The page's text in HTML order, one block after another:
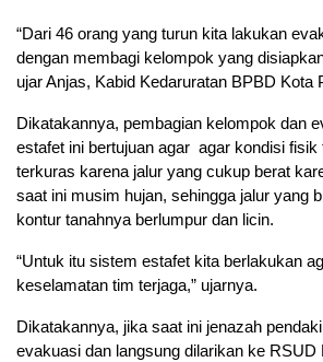
“Dari 46 orang yang turun kita lakukan
dengan membagi kelompok yang
ujar Anjas, Kabid Kedaruratan BPBD Kota
Dikatakannya, pembagian kelompok dan
estafet ini bertujuan agar agar kondisi
terkuras karena jalur yang cukup berat
saat ini musim hujan, sehingga jalur yang
kontur tanahnya berlumpur dan licin.
“Untuk itu sistem estafet kita berlakukan
keselamatan tim terjaga,” ujarnya.
Dikatakannya, jika saat ini jenazah
evakuasi dan langsung dilarikan ke RSUD